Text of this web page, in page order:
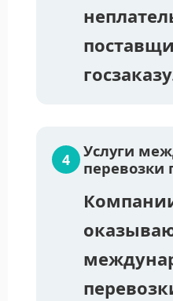
Услуги
перевозки